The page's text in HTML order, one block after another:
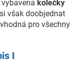
kolečky
však doobjednat
pro všechny
I